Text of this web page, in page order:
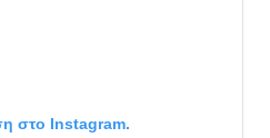
στο Instagram.